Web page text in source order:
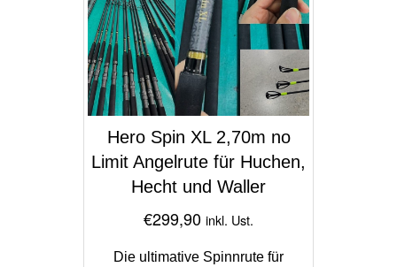
Hero Spin XL 2,70m no
Limit Angelrute für Huchen,
Hecht und Waller
€299,90 inkl. Ust.
Die ultimative Spinnrute für